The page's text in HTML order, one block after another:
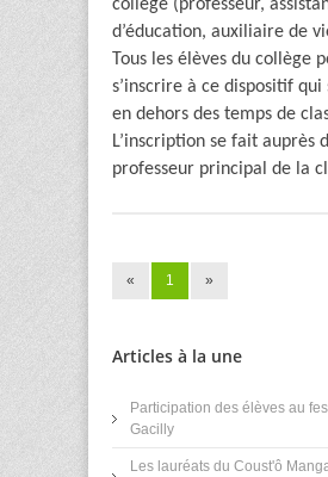
collège (professeur,
d’éducation, auxiliaire de
Tous les élèves du collège
s’inscrire à ce dispositif qui
en dehors des temps de
L’inscription se fait auprès
professeur principal de la
« 1 »
Articles à la une
Participation des élèves au
Gacilly
Les lauréats du Coust'ô